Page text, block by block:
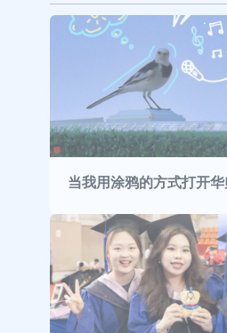
当我用涂鸦的方式打开